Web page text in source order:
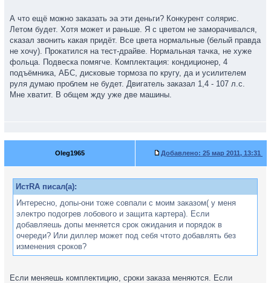
А что ещё можно заказать эа эти деньги? Конкурент солярис.
Летом будет. Хотя может и раньше. Я с цветом не заморачивался,
сказал звонить какая придёт. Все цвета нормальные (белый правда
не хочу). Прокатился на тест-драйве. Нормальная тачка, не хуже
фольца. Подвеска помягче. Комплектация: кондиционер, 4
подъёмника, АБС, дисковые тормоза по кругу, да и усилителем
руля думаю проблем не будет. Двигатель заказал 1,4 - 107 л.с.
Мне хватит. В общем жду уже две машины.
Oleg1965 Добавлено: 25 мар 2011, 13:31
ИстRA писал(а):
Интересно, допы-они тоже совпали с моим заказом( у меня
электро подогрев лобового и защита картера). Если
добавляешь допы меняется срок ожидания и порядок в
очереди? Или диллер может под себя чтото добавлять без
изменения сроков?
Если меняешь комплектицию, сроки заказа меняются. Если